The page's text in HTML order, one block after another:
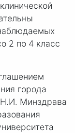
2 по 4 класс
города
Минздрава